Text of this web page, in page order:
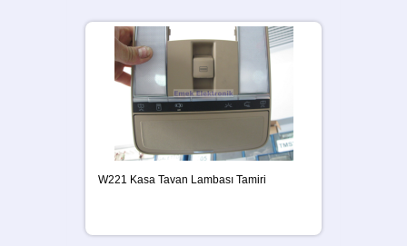
W221 Kasa Tavan Lambası Tamiri